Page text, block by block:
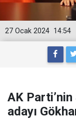
14:54
27 Ocak 2024
AK
adayı